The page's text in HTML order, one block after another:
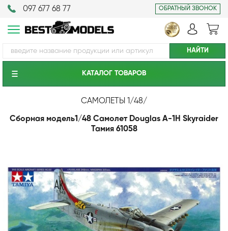
097 677 68 77 ОБРАТНЫЙ ЗВОНОК
КАТАЛОГ ТОВАРОВ
САМОЛЕТЫ 1/48/
Сборная модель1/48 Самолет Douglas A-1H Skyraider
Тамия 61058